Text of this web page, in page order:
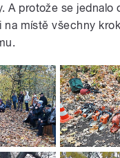
A protože se jednalo
na místě všechny